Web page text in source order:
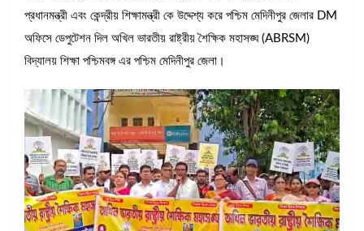
প্রধানমন্ত্রী এবং কেন্দ্রীয় শিক্ষামন্ত্রী কে উদ্দেশ্য করে পশ্চিম মেদিনীপুর জেলার DM
অফিসে ডেপুটেশন দিল অখিল ভারতীয় রাষ্ট্রীয় শৈক্ষিক মহাসঙ্ঘ (ABRSM)
বিদ্যালয় শিক্ষা পশ্চিমবঙ্গ এর পশ্চিম মেদিনীপুর জেলা।